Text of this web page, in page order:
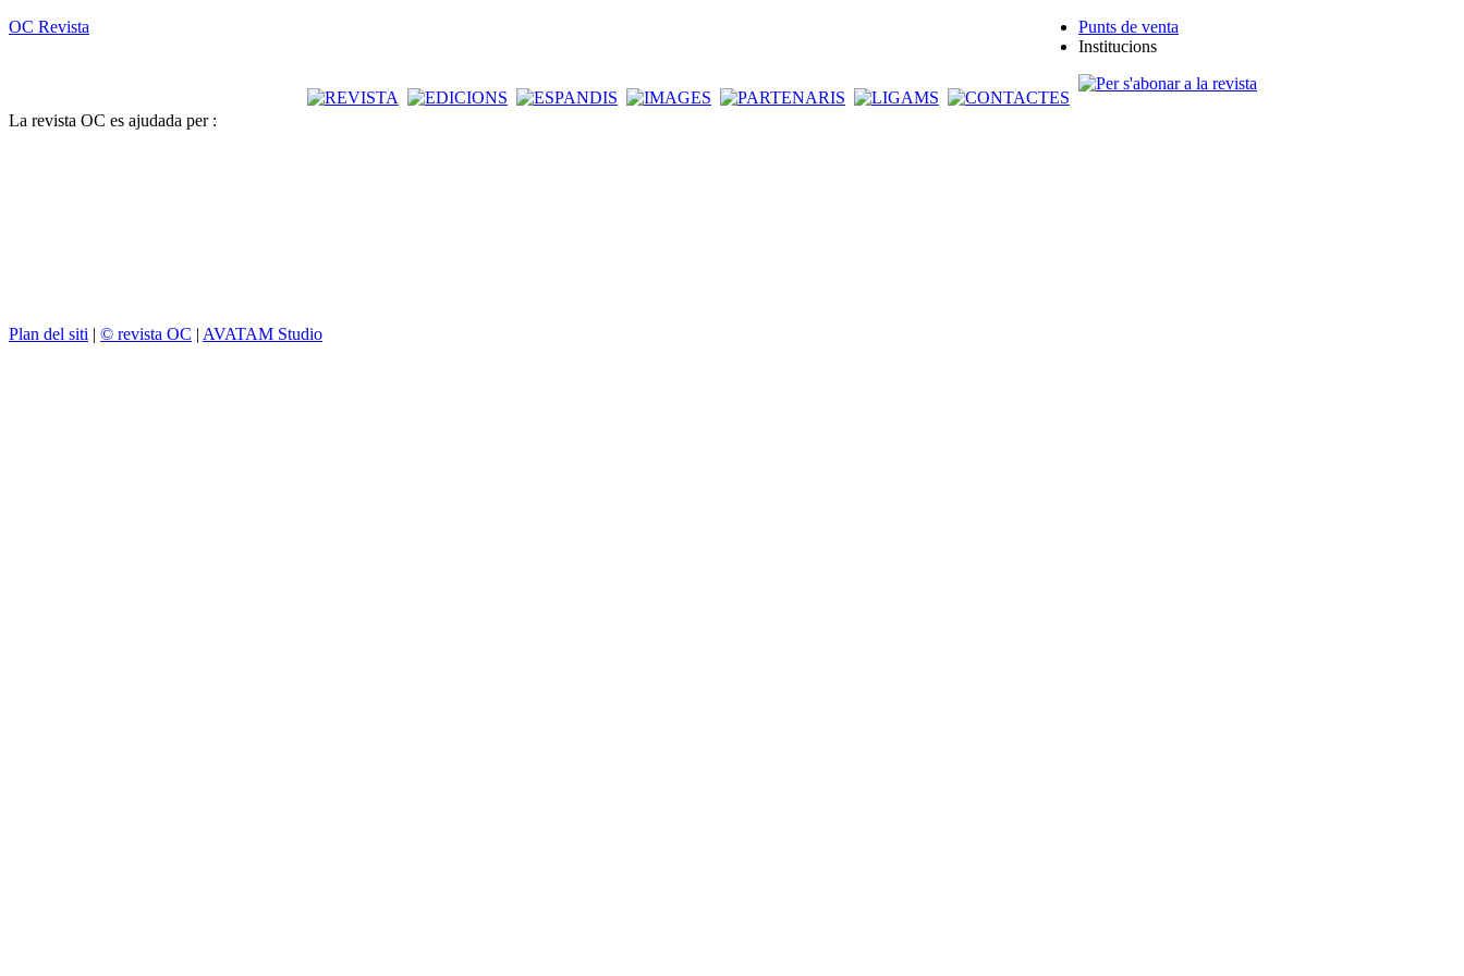
OC Revista
Punts de venta
Institucions
La revista OC es ajudada per :
Plan del siti | © revista OC | AVATAM Studio